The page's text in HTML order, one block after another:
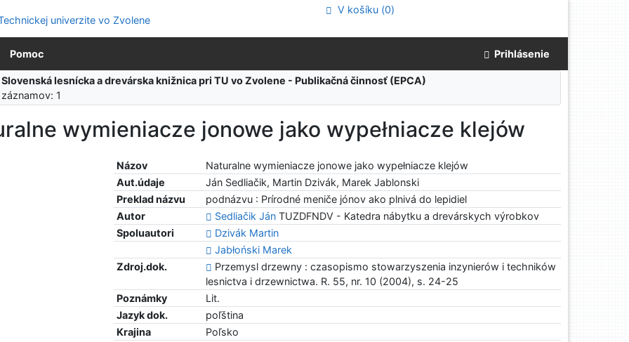
V košíku (0)
Pomoc Prihlásenie
Slovenská lesnícka a drevárska knižnica pri TU vo Zvolene - Publikačná činnosť (EPCA)
1
wymieniacze jonowe jako wypełniacze klejów
Názov
Naturalne wymieniacze jonowe jako wypełniacze klejów
Aut.údaje
Ján Sedliačik, Martin Dzivák, Marek Jablonski
Preklad názvu
podnázvu : Prírodné meniče jónov ako plnivá do lepidiel
Autor
Sedliačik Ján TUZDFNDV - Katedra nábytku a drevárskych výrobkov
Spoluautori
Dzivák Martin
Jabłoński Marek
Zdroj.dok.
Przemysl drzewny : czasopismo stowarzyszenia inzynierów i techników
lesnictva i drzewnictwa. R. 55, nr. 10 (2004), s. 24-25
Poznámky
Lit.
Jazyk dok.
poľština
Krajina
Poľsko